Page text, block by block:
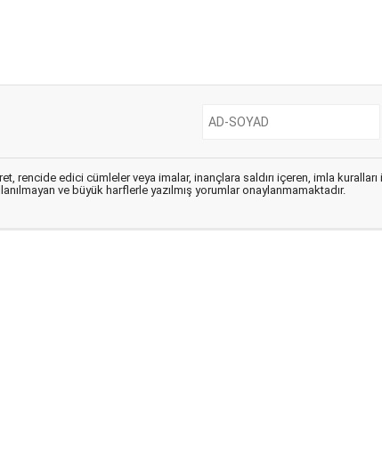
rencide edici cümleler veya imalar, inançlara saldırı içeren, imla kuralları
ve büyük harflerle yazılmış yorumlar onaylanmamaktadır.